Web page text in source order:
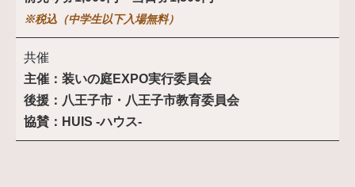
※税込（中学生以下入場無料）
共催
主催：装いの庭EXPO実行委員会
後援：八王子市・八王子市教育委員会
協賛：HUIS -ハウス-